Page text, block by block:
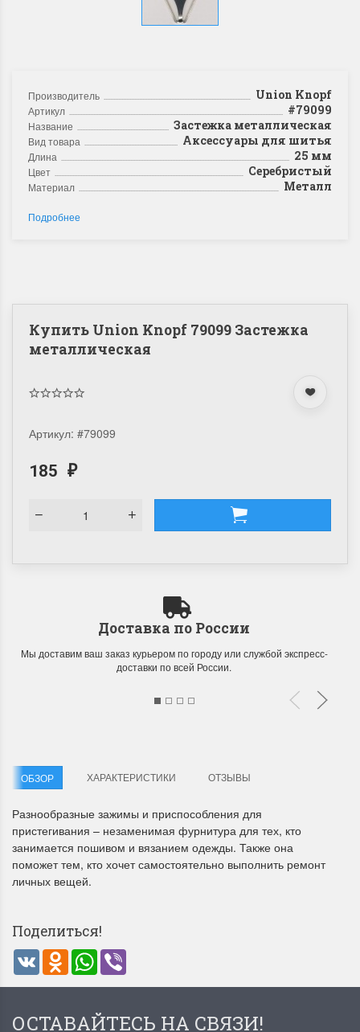
Летние Скидки
!! СКИДКА 20% ‼️ с 1 до 3 июня в
честь первого летнего дня
Чудетство...
Анастасия Туманова
1 июня 2024 11:29
Раритеты Дим.
На сайте пополнение
Dimensions
Спешите купить...
Производитель Union Knopf
Артикул #79099
Название Застежка металлическая
Вид товара Аксессуары для шитья
Длина 25 мм
Цвет Серебристый
Материал Металл
Подробнее
Купить Union Knopf 79099 Застежка
металлическая
Артикул: #79099
185 ₽
Доставка по России
Мы доставим ваш заказ курьером по городу или службой экспресс-
доставки по всей России.
ОБЗОР ХАРАКТЕРИСТИКИ ОТЗЫВЫ
Разнообразные зажимы и приспособления для
пристегивания – незаменимая фурнитура для тех, кто
занимается пошивом и вязанием одежды. Также она
поможет тем, кто хочет самостоятельно выполнить ремонт
личных вещей.
Поделиться!
VK Odnoklassniki
WhatsApp
ОСТАВАЙТЕСЬ НА СВЯЗИ!